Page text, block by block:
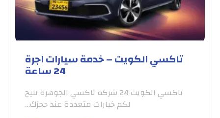
تاكسي الكويت – خدمة سيارات اجرة
24 ساعة
تاكسي الكويت 24 شركة تاكسي الجوهرة تتيح
لكم خيارات متعددة عند حجزك…